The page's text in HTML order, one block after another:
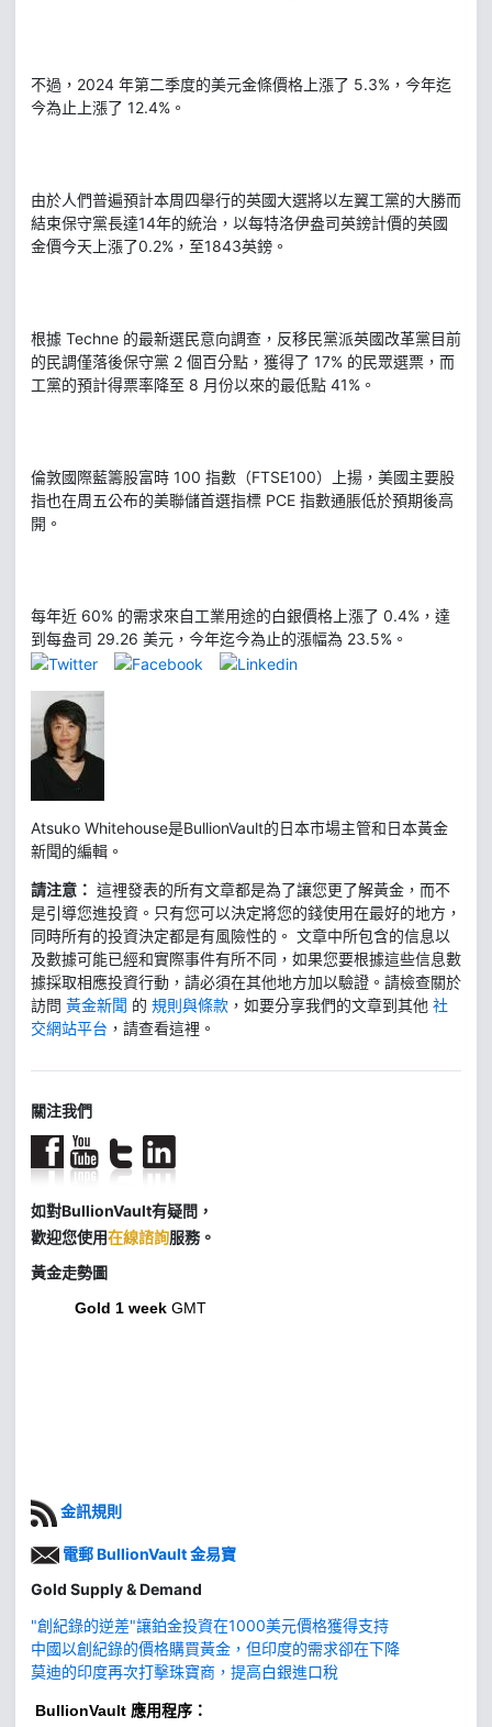
不過，2024 年第二季度的美元金條價格上漲了 5.3%，今年迄
今為止上漲了 12.4%。
由於人們普遍預計本周四舉行的英國大選將以左翼工黨的大勝而
結束保守黨長達14年的統治，以每特洛伊盎司英鎊計價的英國
金價今天上漲了0.2%，至1843英鎊。
根據 Techne 的最新選民意向調查，反移民黨派英國改革黨目前
的民調僅落後保守黨 2 個百分點，獲得了 17% 的民眾選票，而
工黨的預計得票率降至 8 月份以來的最低點 41%。
倫敦國際藍籌股富時 100 指數（FTSE100）上揚，美國主要股
指也在周五公布的美聯儲首選指標 PCE 指數通脹低於預期後高
開。
每年近 60% 的需求來自工業用途的白銀價格上漲了 0.4%，達
到每盎司 29.26 美元，今年迄今為止的漲幅為 23.5%。
Atsuko Whitehouse是BullionVault的日本市場主管和日本黃金
新聞的編輯。
請注意： 這裡發表的所有文章都是為了讓您更了解黃金，而不
是引導您進投資。只有您可以決定將您的錢使用在最好的地方，
同時所有的投資決定都是有風險性的。 文章中所包含的信息以
及數據可能已經和實際事件有所不同，如果您要根據這些信息數
據採取相應投資行動，請必須在其他地方加以驗證。請檢查關於
訪問 黃金新聞 的 規則與條款 ，如要分享我們的文章到其他 社
交網站平台 ，請查看這裡。
關注我們
如對BullionVault有疑問，
歡迎您使用在線諮詢服務。
黃金走勢圖
Gold 1 week GMT
金訊規則
電郵 BullionVault 金易寶
Gold Supply & Demand
"創紀錄的逆差"讓鉑金投資在1000美元價格獲得支持
中國以創紀錄的價格購買黃金，但印度的需求卻在下降
莫迪的印度再次打擊珠寶商，提高白銀進口稅
BullionVault 應用程序：